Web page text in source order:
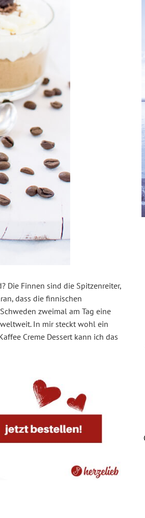
Die Finnen sind die Spitzenreiter,
dass die finnischen
zweimal am Tag eine
In mir steckt wohl ein
Creme Dessert kann ich das